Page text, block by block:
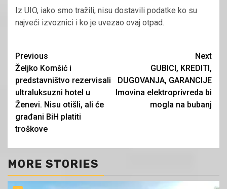
Iz UIO, iako smo tražili, nisu dostavili podatke ko su
najveći izvoznici i ko je uvezao ovaj otpad.
Continue
Reading
Previous
Željko Komšić i
predstavništvo rezervisali
ultraluksuzni hotel u
Ženevi. Nisu otišli, ali će
građani BiH platiti
troškove
Next
GUBICI, KREDITI,
DUGOVANJA, GARANCIJE
Imovina elektroprivreda bi
mogla na bubanj
MORE STORIES